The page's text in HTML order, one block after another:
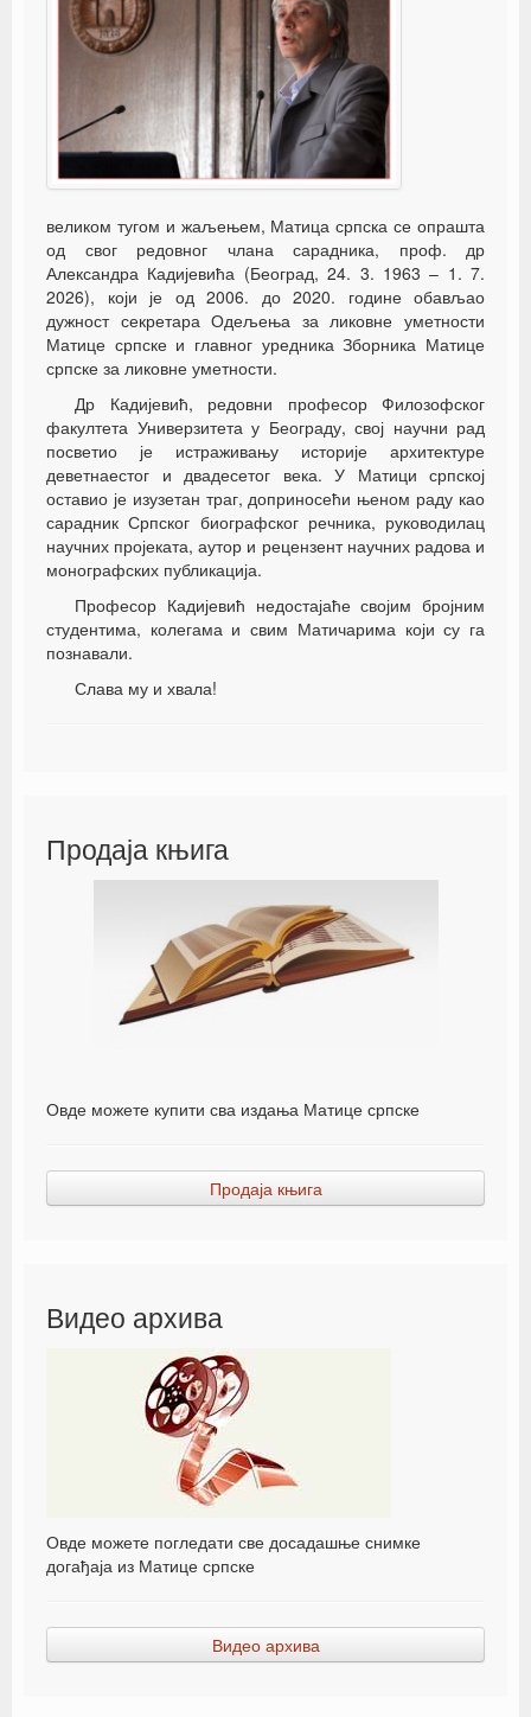
великом тугом и жаљењем, Матица српска се опрашта
од свог редовног члана сарадника, проф. др
Александра Кадијевића (Београд, 24. 3. 1963 – 1. 7.
2026), који је од 2006. до 2020. године обављао
дужност секретара Одељења за ликовне уметности
Матице српске и главног уредника Зборника Матице
српске за ликовне уметности.
Др Кадијевић, редовни професор Филозофског
факултета Универзитета у Београду, свој научни рад
посветио је истраживању историје архитектуре
деветнаестог и двадесетог века. У Матици српској
оставио је изузетан траг, доприносећи њеном раду као
сарадник Српског биографског речника, руководилац
научних пројеката, аутор и рецензент научних радова и
монографских публикација.
Професор Кадијевић недостајаће својим бројним
студентима, колегама и свим Матичарима који су га
познавали.
Слава му и хвала!
Продаја књига
Овде можете купити сва издања Матице српске
Продаја књига
Видео архива
Овде можете погледати све досадашње снимке
догађаја из Матице српске
Видео архива